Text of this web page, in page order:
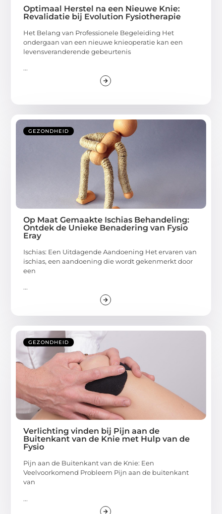
Optimaal Herstel na een Nieuwe Knie:
Revalidatie bij Evolution Fysiotherapie
Het Belang van Professionele Begeleiding Het
ondergaan van een nieuwe knieoperatie kan een
levensveranderende gebeurtenis
...
GEZONDHEID
Op Maat Gemaakte Ischias Behandeling:
Ontdek de Unieke Benadering van Fysio
Eray
Ischias: Een Uitdagende Aandoening Het ervaren van
ischias, een aandoening die wordt gekenmerkt door
een
...
GEZONDHEID
Verlichting vinden bij Pijn aan de
Buitenkant van de Knie met Hulp van de
Fysio
Pijn aan de Buitenkant van de Knie: Een
Veelvoorkomend Probleem Pijn aan de buitenkant
van
...